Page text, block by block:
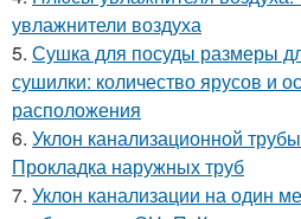
увлажнители воздуха
5. Сушка для посуды размеры
сушилки: количество ярусов и
расположения
6. Уклон канализационной
Прокладка наружных труб
7. Уклон канализации на один